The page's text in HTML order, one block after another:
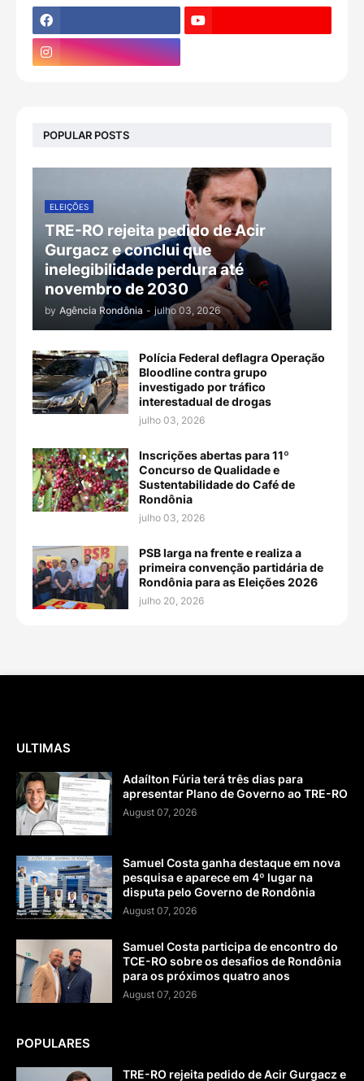
POPULAR POSTS
ELEIÇÕES
TRE-RO rejeita pedido de Acir
Gurgacz e conclui que
inelegibilidade perdura até
novembro de 2030
by Agência Rondônia - julho 03, 2026
Polícia Federal deflagra Operação
Bloodline contra grupo
investigado por tráfico
interestadual de drogas
julho 03, 2026
Inscrições abertas para 11º
Concurso de Qualidade e
Sustentabilidade do Café de
Rondônia
julho 03, 2026
PSB larga na frente e realiza a
primeira convenção partidária de
Rondônia para as Eleições 2026
julho 20, 2026
ULTIMAS
Adaílton Fúria terá três dias para
apresentar Plano de Governo ao TRE-RO
August 07, 2026
Samuel Costa ganha destaque em nova
pesquisa e aparece em 4º lugar na
disputa pelo Governo de Rondônia
August 07, 2026
Samuel Costa participa de encontro do
TCE-RO sobre os desafios de Rondônia
para os próximos quatro anos
August 07, 2026
POPULARES
TRE-RO rejeita pedido de Acir Gurgacz e